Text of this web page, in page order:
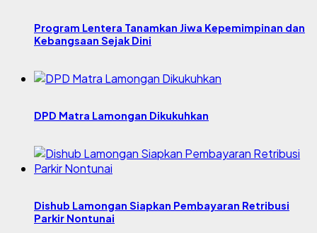
Program Lentera Tanamkan Jiwa Kepemimpinan dan
Kebangsaan Sejak Dini
DPD Matra Lamongan Dikukuhkan
Dishub Lamongan Siapkan Pembayaran Retribusi
Parkir Nontunai